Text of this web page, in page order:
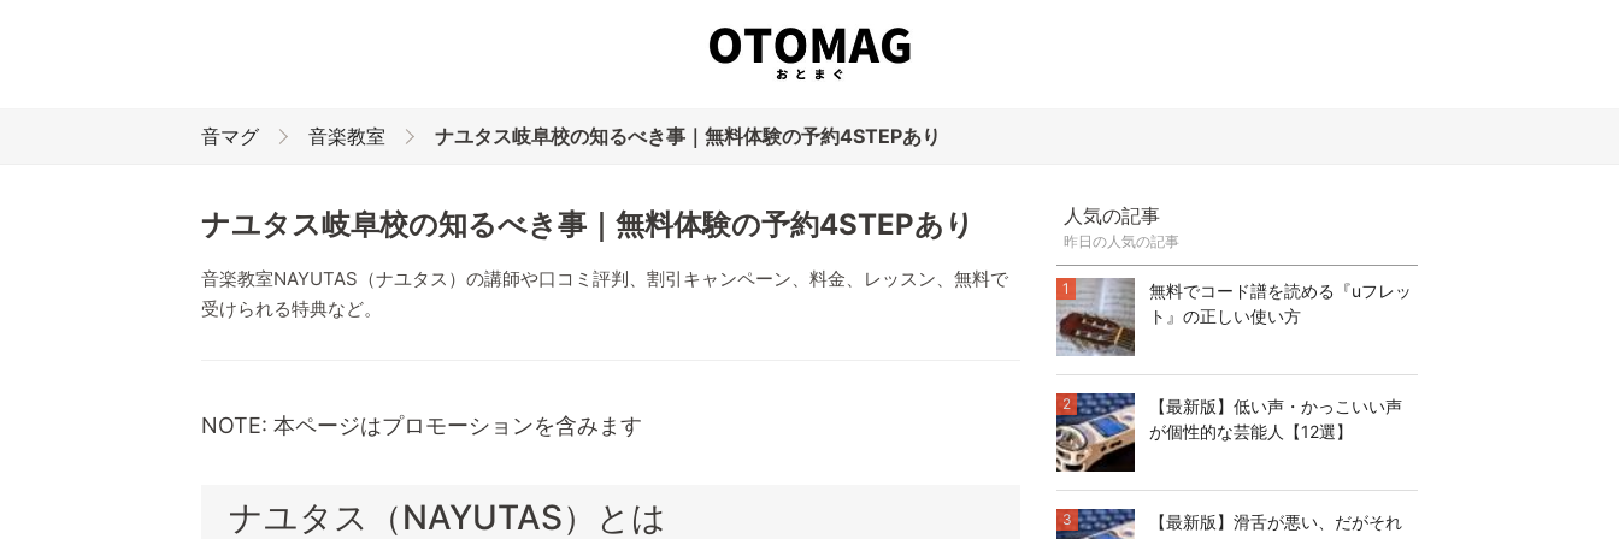
音マグ 音楽教室 ナユタス岐阜校の知るべき事｜無料体験の予約4STEPあり
ナユタス岐阜校の知るべき事｜無料体験の予約4STEPあり
音楽教室NAYUTAS（ナユタス）の講師や口コミ評判、割引キャンペーン、料金、レッスン、無料で
受けられる特典など。
NOTE: 本ページはプロモーションを含みます
ナユタス（NAYUTAS）とは
人気の記事
昨日の人気の記事
無料でコード譜を読める『uフレッ
ト』の正しい使い方
1
【最新版】低い声・かっこいい声
が個性的な芸能人【12選】
2
【最新版】滑舌が悪い、だがそれ
3